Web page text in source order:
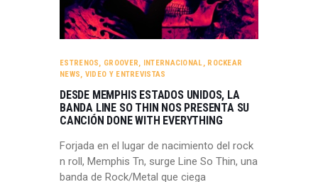
ESTRENOS, GROOVER, INTERNACIONAL, ROCKEAR
NEWS, VIDEO Y ENTREVISTAS
DESDE MEMPHIS ESTADOS UNIDOS, LA
BANDA LINE SO THIN NOS PRESENTA SU
CANCIÓN DONE WITH EVERYTHING
Forjada en el lugar de nacimiento del rock
n roll, Memphis Tn, surge Line So Thin, una
banda de Rock/Metal que ciega